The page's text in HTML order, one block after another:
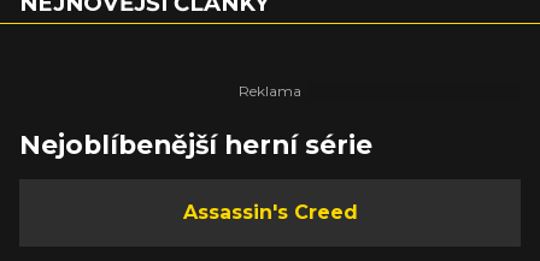
Nejoblíbenější herní série
Assassin's Creed